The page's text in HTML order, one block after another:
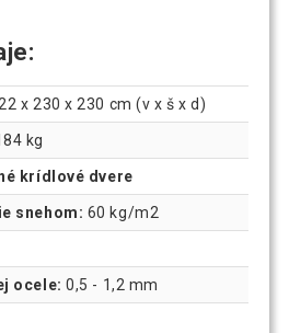
x 230 x 230 cm (v x š x d)
kg
krídlové dvere
snehom: 60 kg/m2
ocele: 0,5 - 1,2 mm